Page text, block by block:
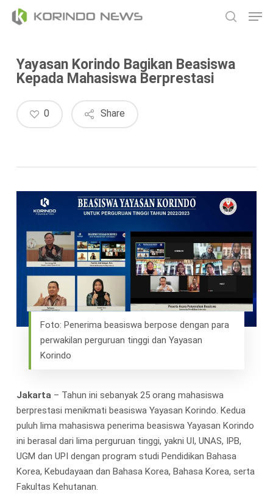
Yayasan Korindo Bagikan Beasiswa
Kepada Mahasiswa Berprestasi
Share
0
Foto: Penerima beasiswa berpose dengan para
perwakilan perguruan tinggi dan Yayasan
Korindo
Jakarta– Tahun ini sebanyak 25 orang mahasiswa
berprestasi menikmati beasiswa Yayasan Korindo. Kedua
puluh lima mahasiswa penerima beasiswa Yayasan Korindo
ini berasal dari lima perguruan tinggi, yakni UI, UNAS, IPB,
UGM dan UPI dengan program studi Pendidikan Bahasa
Korea, Kebudayaan dan Bahasa Korea, Bahasa Korea, serta
Fakultas Kehutanan.